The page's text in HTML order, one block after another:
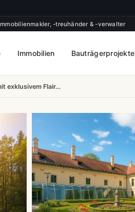
-treuhänder & -verwalter
Immobilien Bauträgerprojekte
exklusivem Flair…